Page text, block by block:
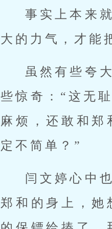
事实上本来
大的力气，才能
虽然有些夸
些惊奇：“这无
麻烦，还敢和郑
定不简单？”
闫文婷心中
郑和的身上，她